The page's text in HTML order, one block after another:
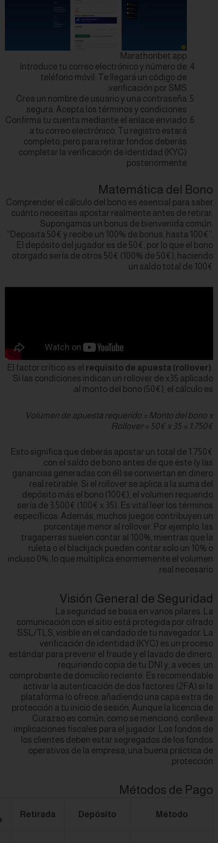
Introduce tu
teléfono
Crea un nombre
segura.
Confirma tu cuenta
a tu correo
completo, pero
completar la
Comprender el
cuánto necesitas
“Deposita 50€ y
El depósito del
otorgado sería de
El factor crítico es
Si las condiciones
al
Volumen de
Esto significa que
con el
ganancias
real retirable.
depósito más el
sería de 3.500€
específicos.
tragaperras
ruleta o el
incluso 0%, lo que
La
comunicación
SSL/TLS, visible
estándar para
comprobante de
activar la
plataforma lo
protección a tu
Curazao es
implicaciones
los clientes
operativos de
Retirada
Tiempo de
Procesamiento
Notas